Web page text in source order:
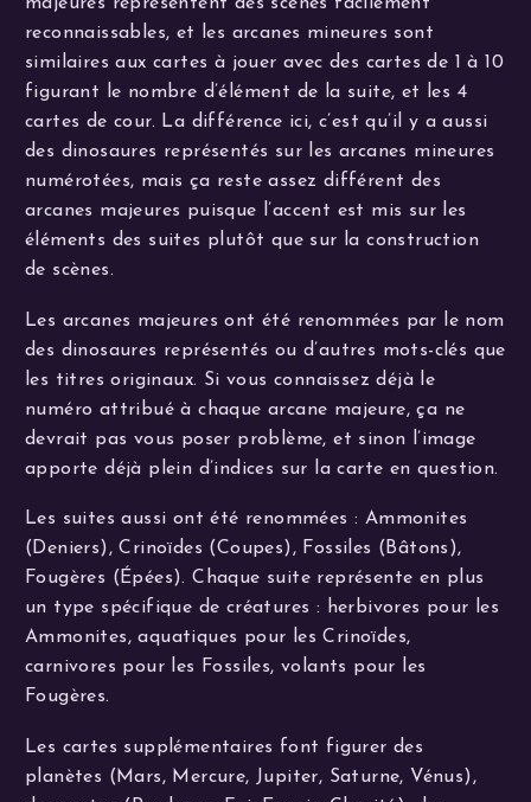
reconnaissables, et les arcanes mineures sont
similaires aux cartes à jouer avec des cartes de 1 à 10
figurant le nombre d’élément de la suite, et les 4
cartes de cour. La différence ici, c’est qu’il y a aussi
des dinosaures représentés sur les arcanes mineures
numérotées, mais ça reste assez différent des
arcanes majeures puisque l’accent est mis sur les
éléments des suites plutôt que sur la construction
de scènes.
Les arcanes majeures ont été renommées par le nom
des dinosaures représentés ou d’autres mots-clés que
les titres originaux. Si vous connaissez déjà le
numéro attribué à chaque arcane majeure, ça ne
devrait pas vous poser problème, et sinon l’image
apporte déjà plein d’indices sur la carte en question.
Les suites aussi ont été renommées : Ammonites
(Deniers), Crinoïdes (Coupes), Fossiles (Bâtons),
Fougères (Épées). Chaque suite représente en plus
un type spécifique de créatures : herbivores pour les
Ammonites, aquatiques pour les Crinoïdes,
carnivores pour les Fossiles, volants pour les
Fougères.
Les cartes supplémentaires font figurer des
planètes (Mars, Mercure, Jupiter, Saturne, Vénus),